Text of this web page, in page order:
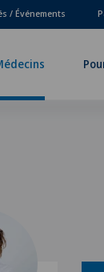
/ Événements